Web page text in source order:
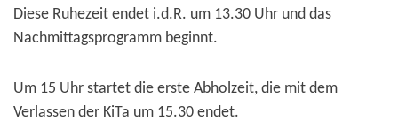
Diese Ruhezeit endet i.d.R. um 13.30 Uhr und das
Nachmittagsprogramm beginnt.
Um 15 Uhr startet die erste Abholzeit, die mit dem
Verlassen der KiTa um 15.30 endet.